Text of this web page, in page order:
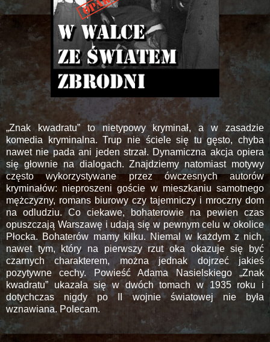
„Znak kwadratu” to nietypowy kryminał, a w zasadzie
komedia kryminalna. Trup nie ściele się tu gęsto, chyba
nawet nie pada ani jeden strzał. Dynamiczna akcja opiera
się głownie na dialogach. Znajdziemy natomiast motywy
często wykorzystywane przez ówczesnych autorów
kryminałów: nieproszeni goście w mieszkaniu samotnego
mężczyzny, romans biurowy czy tajemniczy i mroczny dom
na odludziu. Co ciekawe, bohaterowie na pewien czas
opuszczają Warszawę i udają się w pewnym celu w okolice
Płocka. Bohaterów mamy kilku. Niemal w każdym z nich,
nawet tym, który na pierwszy rzut oka okazuje się być
czarnych charakterem, można jednak dojrzeć jakieś
pozytywne cechy. Powieść Adama Nasielskiego „Znak
kwadratu” ukazała się w dwóch tomach w 1935 roku i
dotychczas nigdy po II wojnie światowej nie była
wznawiana. Polecam.